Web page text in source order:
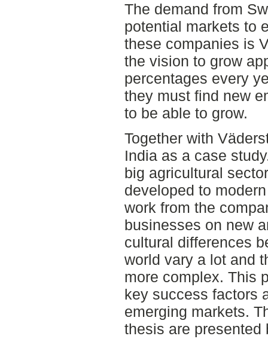
The demand from
potential markets to
these companies is
the vision to grow
percentages every
they must find new
to be able to grow.
Together with
India as a case
big agricultural
developed to
work from the
businesses on new
cultural differences
world vary a lot and
more complex. This
key success factors
emerging markets.
thesis are presented